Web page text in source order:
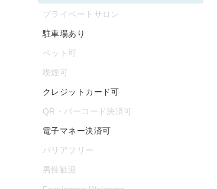
プライベートサロン
駐車場あり
ペット可
喫煙可
クレジットカード可
QR・バーコード決済可
電子マネー決済可
バリアフリー
男性歓迎